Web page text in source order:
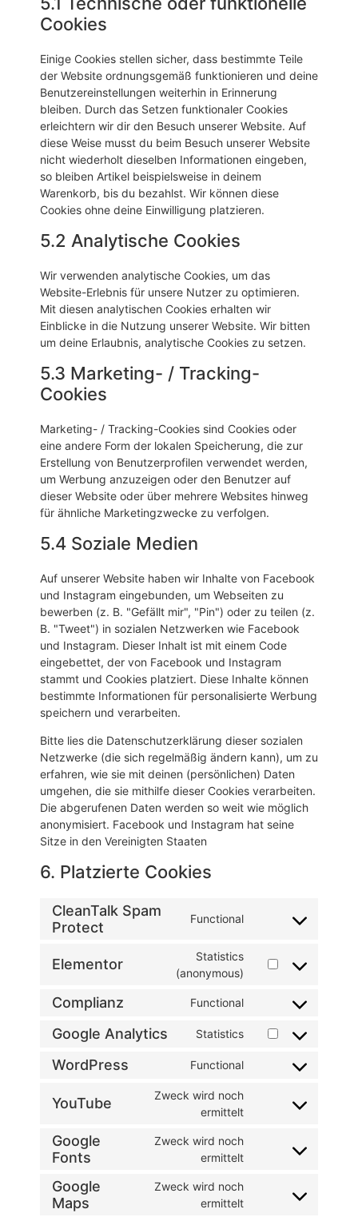
Cookies
Einige Cookies stellen sicher, dass bestimmte Teile
der Website ordnungsgemäß funktionieren und deine
Benutzereinstellungen weiterhin in Erinnerung
bleiben. Durch das Setzen funktionaler Cookies
erleichtern wir dir den Besuch unserer Website. Auf
diese Weise musst du beim Besuch unserer Website
nicht wiederholt dieselben Informationen eingeben,
so bleiben Artikel beispielsweise in deinem
Warenkorb, bis du bezahlst. Wir können diese
Cookies ohne deine Einwilligung platzieren.
5.2 Analytische Cookies
Wir verwenden analytische Cookies, um das
Website-Erlebnis für unsere Nutzer zu optimieren.
Mit diesen analytischen Cookies erhalten wir
Einblicke in die Nutzung unserer Website. Wir bitten
um deine Erlaubnis, analytische Cookies zu setzen.
5.3 Marketing- / Tracking-
Cookies
Marketing- / Tracking-Cookies sind Cookies oder
eine andere Form der lokalen Speicherung, die zur
Erstellung von Benutzerprofilen verwendet werden,
um Werbung anzuzeigen oder den Benutzer auf
dieser Website oder über mehrere Websites hinweg
für ähnliche Marketingzwecke zu verfolgen.
5.4 Soziale Medien
Auf unserer Website haben wir Inhalte von Facebook
und Instagram eingebunden, um Webseiten zu
bewerben (z. B. "Gefällt mir", "Pin") oder zu teilen (z.
B. "Tweet") in sozialen Netzwerken wie Facebook
und Instagram. Dieser Inhalt ist mit einem Code
eingebettet, der von Facebook und Instagram
stammt und Cookies platziert. Diese Inhalte können
bestimmte Informationen für personalisierte Werbung
speichern und verarbeiten.
Bitte lies die Datenschutzerklärung dieser sozialen
Netzwerke (die sich regelmäßig ändern kann), um zu
erfahren, wie sie mit deinen (persönlichen) Daten
umgehen, die sie mithilfe dieser Cookies verarbeiten.
Die abgerufenen Daten werden so weit wie möglich
anonymisiert. Facebook und Instagram hat seine
Sitze in den Vereinigten Staaten
6. Platzierte Cookies
CleanTalk Spam
Protect
Functional
Elementor
Statistics
(anonymous)
Complianz Functional
Google Analytics Statistics
WordPress Functional
YouTube
Zweck wird noch
ermittelt
Google
Fonts
Zweck wird noch
ermittelt
Google
Maps
Zweck wird noch
ermittelt